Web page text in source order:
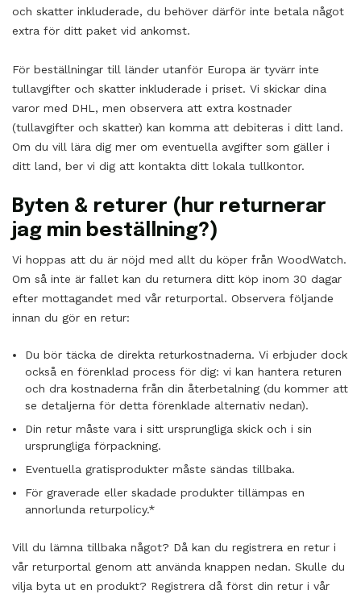
och skatter inkluderade, du behöver därför inte betala något
extra för ditt paket vid ankomst.
För beställningar till länder utanför Europa är tyvärr inte
tullavgifter och skatter inkluderade i priset. Vi skickar dina
varor med DHL, men observera att extra kostnader
(tullavgifter och skatter) kan komma att debiteras i ditt land.
Om du vill lära dig mer om eventuella avgifter som gäller i
ditt land, ber vi dig att kontakta ditt lokala tullkontor.
Byten & returer (hur returnerar
jag min beställning?)
Vi hoppas att du är nöjd med allt du köper från WoodWatch.
Om så inte är fallet kan du returnera ditt köp inom 30 dagar
efter mottagandet med vår returportal. Observera följande
innan du gör en retur:
Du bör täcka de direkta returkostnaderna. Vi erbjuder dock
också en förenklad process för dig: vi kan hantera returen
och dra kostnaderna från din återbetalning (du kommer att
se detaljerna för detta förenklade alternativ nedan).
Din retur måste vara i sitt ursprungliga skick och i sin
ursprungliga förpackning.
Eventuella gratisprodukter måste sändas tillbaka.
För graverade eller skadade produkter tillämpas en
annorlunda returpolicy.*
Vill du lämna tillbaka något? Då kan du registrera en retur i
vår returportal genom att använda knappen nedan. Skulle du
vilja byta ut en produkt? Registrera då först din retur i vår